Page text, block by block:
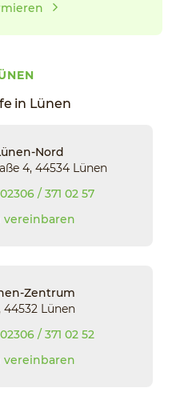
in Lünen
Nord
4, 44534 Lünen
02306 / 371 02 57
vereinbaren
Zentrum
44532 Lünen
02306 / 371 02 52
vereinbaren